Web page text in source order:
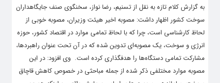
به گزارش کلام تازه به نقل از تسنیم، رضا نواز، سخنگوی صنف جایگاهداران
سوخت کشور اظهار داشت: مصوبه اخیر هیئت وزیران، مصوبه خوبی از
لحاظ کارشناسی است، چرا که با لحاظ تمامی موارد در اقتصاد کشور، حوزه
انرژی و سوخت، یک مصوبه‌ای تدوین شده که در آن تحت عنوان راهبردها،
مشارکت تمامی دستگاه‌ها را هدفگذاری کرده است. ‌ وی افزود: در این
مصوبه موارد مختلفی ذکر شده از جمله مباحثی در خصوص کاهش قاچاق